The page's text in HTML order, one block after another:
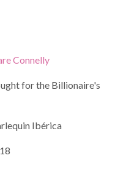
Connelly
for the Billionaire's
Ibérica